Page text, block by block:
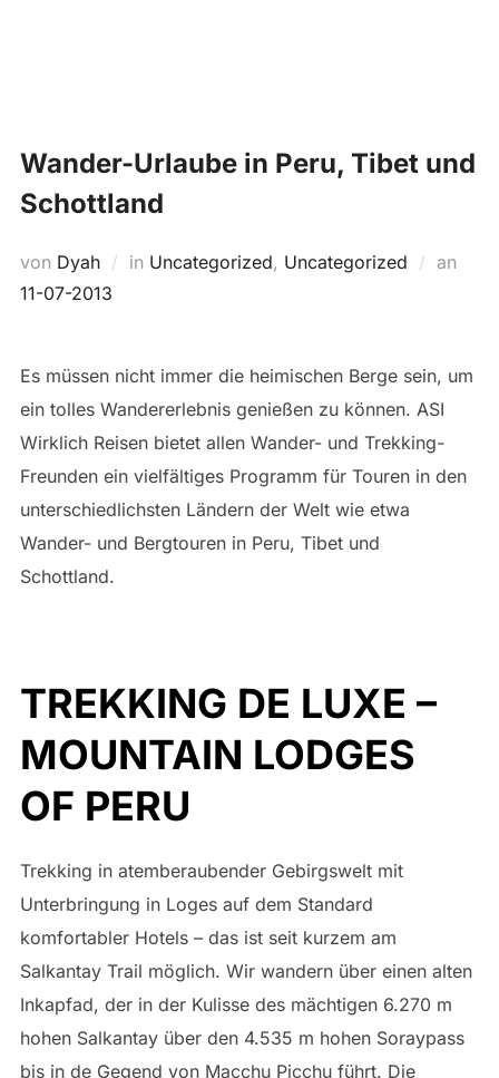
Wander-Urlaube in Peru, Tibet und
Schottland
von Dyah in Uncategorized, Uncategorized an
11-07-2013
Es müssen nicht immer die heimischen Berge sein, um
ein tolles Wandererlebnis genießen zu können. ASI
Wirklich Reisen bietet allen Wander- und Trekking-
Freunden ein vielfältiges Programm für Touren in den
unterschiedlichsten Ländern der Welt wie etwa
Wander- und Bergtouren in Peru, Tibet und
Schottland.
TREKKING DE LUXE –
MOUNTAIN LODGES
OF PERU
Trekking in atemberaubender Gebirgswelt mit
Unterbringung in Loges auf dem Standard
komfortabler Hotels – das ist seit kurzem am
Salkantay Trail möglich. Wir wandern über einen alten
Inkapfad, der in der Kulisse des mächtigen 6.270 m
hohen Salkantay über den 4.535 m hohen Soraypass
bis in de Gegend von Macchu Picchu führt. Die